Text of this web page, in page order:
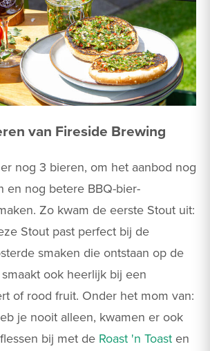
van Fireside Brewing
nog 3 bieren, om het aanbod nog
en nog betere BBQ-bier-
Zo kwam de eerste Stout uit:
Stout past perfect bij de
smaken die ontstaan op de
ook heerlijk bij een
of rood fruit. Onder het mom van:
je nooit alleen, kwamen er ook
bij met de Roast 'n Toast en